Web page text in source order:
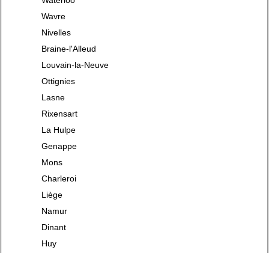
Wavre
Nivelles
Braine-l'Alleud
Louvain-la-Neuve
Ottignies
Lasne
Rixensart
La Hulpe
Genappe
Mons
Charleroi
Liège
Namur
Dinant
Huy